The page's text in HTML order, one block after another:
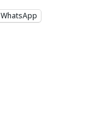
WhatsApp